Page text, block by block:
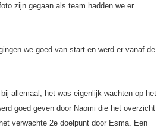
zijn gegaan als team hadden we er
we goed van start en werd er vanaf de
allemaal, het was eigenlijk wachten op het
goed geven door Naomi die het overzicht
verwachte 2e doelpunt door Esma. Een